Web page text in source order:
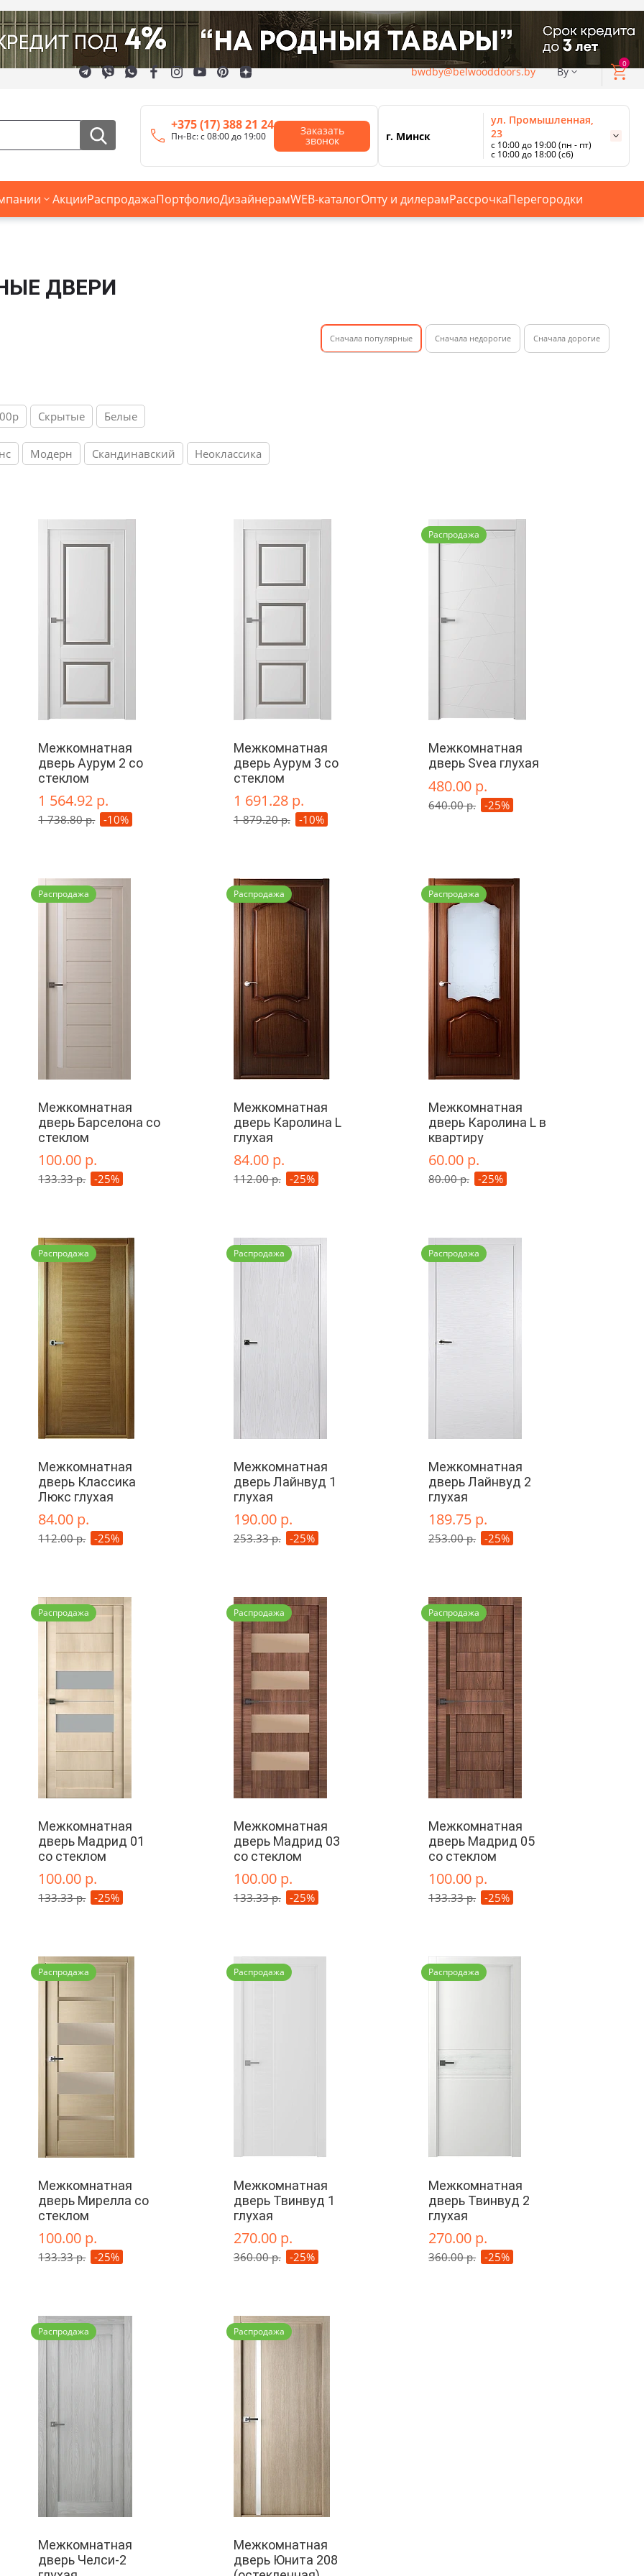
bwdby@belwooddoors.by By
0
+375 (17) 388 21 24
Пн-Вс: с 08:00 до 19:00 Заказать
звонок г. Минск
ул. Промышленная,
23
с 10:00 до 19:00 (пн - пт)
с 10:00 до 18:00 (сб)
с 10:00 до 18:00 (вс).
Смотреть все магазины
АкцииРаспродажаПортфолиоДизайнерамWEB-каталогОпту и дилерамРассрочкаПерегородки
ДВЕРИ
Cначала популярные Сначала недорогие Cначала дорогие
Скрытые Белые
Модерн Скандинавский Неоклассика
Межкомнатная
дверь Аурум 2 со
стеклом
1 564.92 р.
1 738.80 р. -10%
Межкомнатная
дверь Аурум 3 со
стеклом
1 691.28 р.
1 879.20 р. -10%
Распродажа
Межкомнатная
дверь Svea глухая
480.00 р.
640.00 р. -25%
Распродажа
Межкомнатная
дверь Барселона со
стеклом
100.00 р.
133.33 р. -25%
Распродажа
Межкомнатная
дверь Каролина L
глухая
84.00 р.
112.00 р. -25%
Распродажа
Межкомнатная
дверь Каролина L в
квартиру
60.00 р.
80.00 р. -25%
Распродажа
Межкомнатная
дверь Классика
Люкс глухая
84.00 р.
112.00 р. -25%
Распродажа
Межкомнатная
дверь Лайнвуд 1
глухая
190.00 р.
253.33 р. -25%
Распродажа
Межкомнатная
дверь Лайнвуд 2
глухая
189.75 р.
253.00 р. -25%
Распродажа
Межкомнатная
дверь Мадрид 01
со стеклом
100.00 р.
133.33 р. -25%
Распродажа
Межкомнатная
дверь Мадрид 03
со стеклом
100.00 р.
133.33 р. -25%
Распродажа
Межкомнатная
дверь Мадрид 05
со стеклом
100.00 р.
133.33 р. -25%
Распродажа
Межкомнатная
дверь Мирелла со
стеклом
100.00 р.
133.33 р. -25%
Распродажа
Межкомнатная
дверь Твинвуд 1
глухая
270.00 р.
360.00 р. -25%
Распродажа
Межкомнатная
дверь Твинвуд 2
глухая
270.00 р.
360.00 р. -25%
Распродажа
Межкомнатная
дверь Челси-2
Распродажа
Межкомнатная
дверь Юнита 208